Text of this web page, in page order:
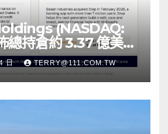
(NASDAQ:
總持倉約 3.37 億美
、Beast
超過 11,000 枚以太
逾 2.83 億枚 WLD 代
日 TERRY@111.COM.TW